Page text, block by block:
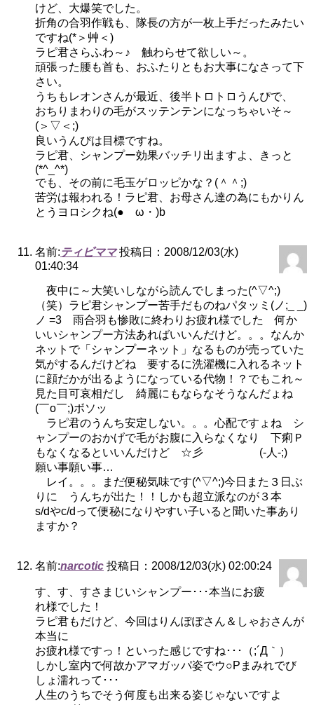
けど、大爆笑でした。
折角の合羽作戦も、隊長の方が一枚上手だったみたい
ですね(*＞艸＜)
ラピ君さらふわ～♪ 触わらせて欲しい～。
頑張った腰も首も、おふたりともお大事になさって下
さい。
うちもレオンさんが最近、後半トロトロうんぴで、
おちりまわりの毛がスッテンテンになっちゃいそ～
(＞▽＜;)
良いうんぴは目標ですね。
ラピ君、シャンプー効果バッチリ出ますよ、きっと
(*^_^*)
でも、その前に毛玉ゲロッピかな？(＾＾;)
苦労は報われる！ラピ君、お母さん達の為にもかりん
とうヨロシクね(●ゝω・)b
名前:ティビママ 投稿日：2008/12/03(水)
01:40:34
夜中に～大笑いしながら読んでしまった(^▽^;)
（笑）ラピ君シャンプー苦手だものねパタッミ(ノ;_ _)
ノ =3 雨合羽も惨敗に終わりお疲れ様でした 何か
いいシャンプー方法あればいいんだけど。。。なんか
ネットで「シャンプーネット」なるものが売っていた
気がするんだけどね 要するに洗濯機に入れるネット
に顔だかが出るようになっている代物！？でもこれ～
見た目可哀相だし 綺麗にもならなそうなんだょね
(￣o￣;)ボソッ
ラピ君のうんち安定しない。。。心配ですょね シ
ャンプーのおかげで毛がお腹に入らなくなり 下痢Ｐ
もなくなるといいんだけど ☆彡 (-人-;)
願い事願い事…
レイ。。。まだ便秘気味です(^▽^;)今日また３日ぶ
りに うんちが出た！！しかも超立派なのが３本
s/dやc/dって便秘になりやすい子いると聞いた事あり
ますか？
名前:narcotic 投稿日：2008/12/03(水) 02:00:24
す、す、すさまじいシャンプー･･･本当にお疲
れ様でした！
ラピ君もだけど、今回はりんぽぽさん＆しゃおさんが
本当に
お疲れ様ですっ！といった感じですね･･･（;´Д｀）
しかし室内で何故かアマガッパ姿でウ○Pまみれでび
しょ濡れって･･･
人生のうちでそう何度も出来る姿じゃないですよ